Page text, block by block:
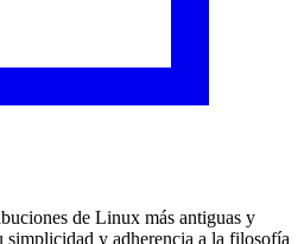
de Linux más antiguas y
simplicidad y adherencia a la filosofía